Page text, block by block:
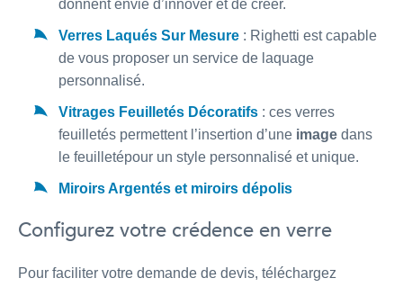
donnent envie d’innover et de créer.
Verres Laqués Sur Mesure : Righetti est capable
de vous proposer un service de laquage
personnalisé.
Vitrages Feuilletés Décoratifs : ces verres
feuilletés permettent l’insertion d’une image dans
le feuilletépour un style personnalisé et unique.
Miroirs Argentés et miroirs dépolis
Configurez votre crédence en verre
Pour faciliter votre demande de devis, téléchargez